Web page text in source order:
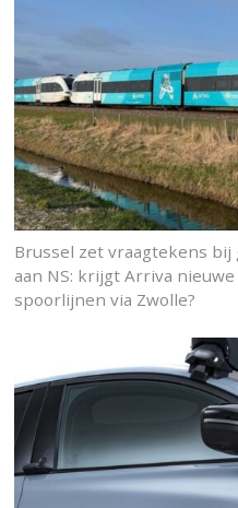
Brussel zet vraagtekens
aan NS: krijgt Arriva
spoorlijnen via Zwolle?